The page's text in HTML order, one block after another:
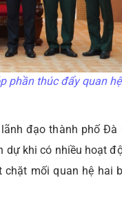
phần thúc đẩy quan
đạo thành phố
khi có nhiều hoạt
mối quan hệ hai